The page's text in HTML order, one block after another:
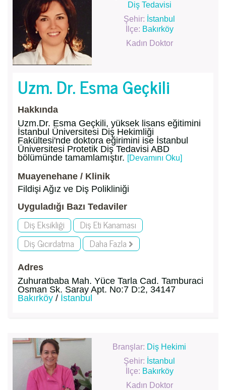
Diş Tedavisi
Şehir: İstanbul
İlçe: Bakırköy
Kadın Doktor
Uzm. Dr. Esma Geçkili
Hakkında
Uzm.Dr. Esma Geçkili, yüksek lisans eğitimini
İstanbul Üniversitesi Diş Hekimliği
Fakültesi'nde doktora eğirimini ise İstanbul
Üniversitesi Protetik Diş Tedavisi ABD
bölümünde tamamlamıştır. [Devamını Oku]
Muayenehane / Klinik
Fildişi Ağız ve Diş Polikliniği
Uyguladığı Bazı Tedaviler
Diş Eksikliği
Diş Eti Kanaması
Diş Gıcırdatma
Daha Fazla
Adres
Zuhuratbaba Mah. Yüce Tarla Cad. Tamburaci
Osman Sk. Saray Apt. No:7 D:2, 34147
Bakırköy / İstanbul
Branşlar: Diş Hekimi
Şehir: İstanbul
İlçe: Bakırköy
Kadın Doktor